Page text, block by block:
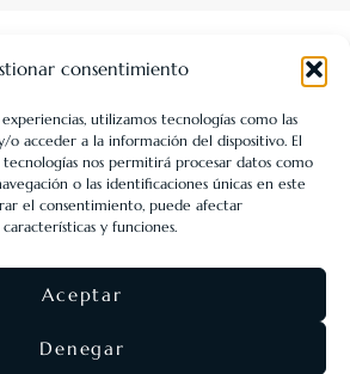
consentimiento
utilizamos tecnologías como las
o acceder a la información del dispositivo. El
nos permitirá procesar datos como
o las identificaciones únicas en este
el consentimiento, puede afectar
y funciones.
Aceptar
Denegar
LEÓN 1980 SLL ha sido beneficiaria
cuyo objetivo es la mejora de la
PYMES, y gracias al cual ha puesto en
con el objetivo de reforzar la
de las pymes durante el año
con el apoyo del Programa Pyme
de Comercio de León.